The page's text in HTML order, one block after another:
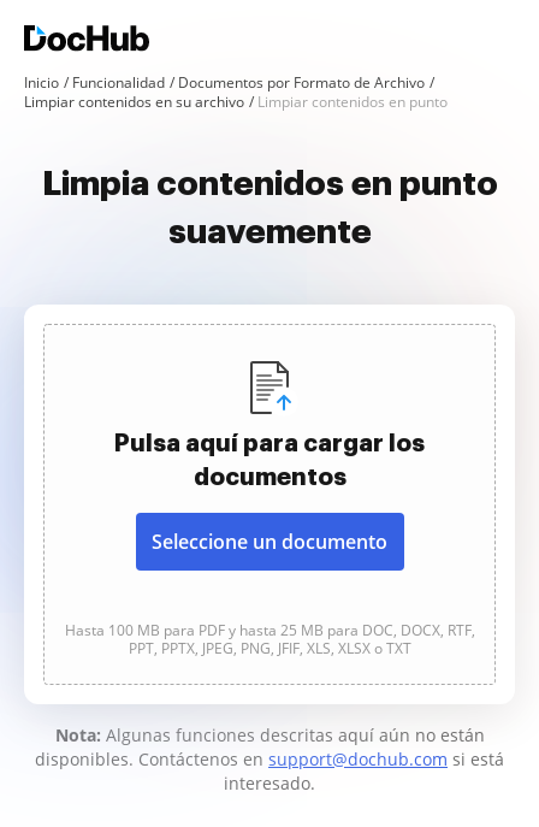
Inicio Funcionalidad
Documentos por Formato de Archivo
Limpiar contenidos en su archivo
Limpiar contenidos en punto
Limpia contenidos en punto
suavemente
Pulsa aquí para cargar los
documentos
Seleccione un documento
Hasta 100 MB para PDF y hasta 25 MB para DOC, DOCX, RTF,
PPT, PPTX, JPEG, PNG, JFIF, XLS, XLSX o TXT
Nota: Algunas funciones descritas aquí aún no están
disponibles. Contáctenos en support@dochub.com si está
interesado.